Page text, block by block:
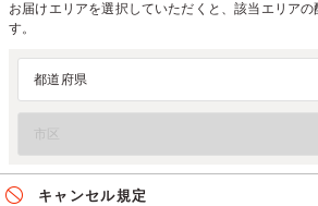
お届けエリアを選択していただくと、該当エリアの
す。
キャンセル規定